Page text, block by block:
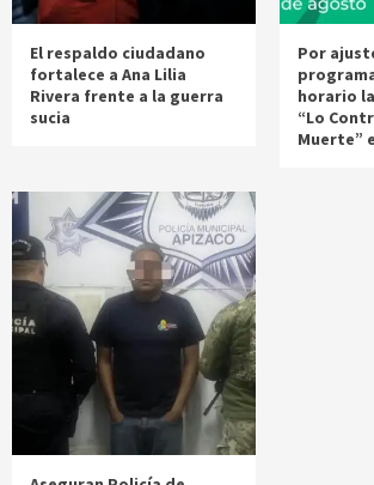
El respaldo ciudadano
fortalece a Ana Lilia
Rivera frente a la guerra
sucia
Por
horario
“Lo
Muerte”